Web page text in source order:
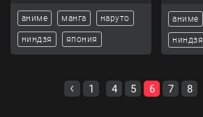
аниме манга наруто
ниндзя япония
аниме
ниндзя
1 4 5 6 7 8